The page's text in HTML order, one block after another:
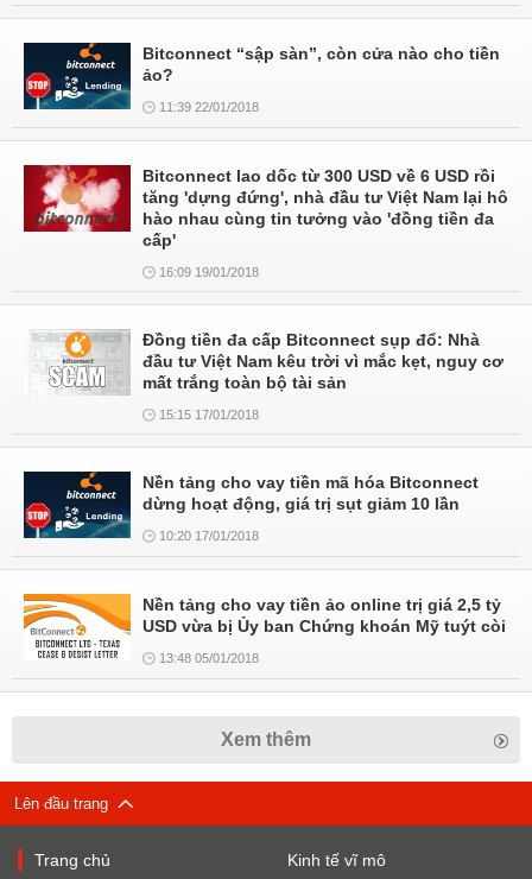
Bitconnect “sập sàn”, còn cửa nào cho tiền
ảo?
11:39 22/01/2018
Bitconnect lao dốc từ 300 USD về 6 USD rồi
tăng 'dựng đứng', nhà đầu tư Việt Nam lại hô
hào nhau cùng tin tưởng vào 'đồng tiền đa
cấp'
16:09 19/01/2018
Đồng tiền đa cấp Bitconnect sụp đổ: Nhà
đầu tư Việt Nam kêu trời vì mắc kẹt, nguy cơ
mất trắng toàn bộ tài sản
15:15 17/01/2018
Nền tảng cho vay tiền mã hóa Bitconnect
dừng hoạt động, giá trị sụt giảm 10 lần
10:20 17/01/2018
Nền tảng cho vay tiền ảo online trị giá 2,5 tỷ
USD vừa bị Ủy ban Chứng khoán Mỹ tuýt còi
13:48 05/01/2018
Xem thêm
Lên đầu trang
Trang chủ Kinh tế vĩ mô